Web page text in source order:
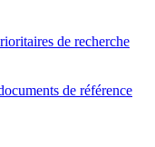
de recherche
de référence